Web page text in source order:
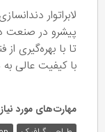
پیشرو در صنعت
تا با بهره‌گیری
با کیفیت عالی
مهارت‌های مورد نیاز